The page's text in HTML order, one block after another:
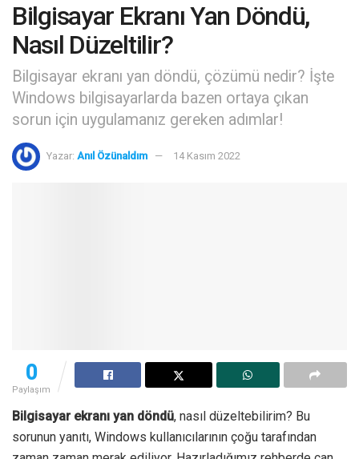
Bilgisayar Ekranı Yan Döndü,
Nasıl Düzeltilir?
Bilgisayar ekranı yan döndü, çözümü nedir? İşte
Windows bilgisayarlarda bazen ortaya çıkan
sorun için uygulamanız gereken adımlar!
Yazar: Anıl Özünaldım 14 Kasım 2022
0
Paylaşım
Bilgisayar ekranı yan döndü, nasıl düzeltebilirim? Bu
sorunun yanıtı, Windows kullanıcılarının çoğu tarafından